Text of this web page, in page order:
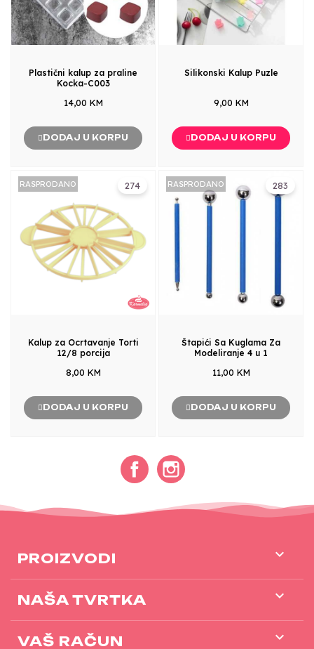
Plastični kalup za praline
Kocka-C003
14,00 KM
DODAJ U KORPU
Silikonski Kalup Puzle
9,00 KM
DODAJ U KORPU
274
RASPRODANO
Kalup za Ocrtavanje Torti
12/8 porcija
8,00 KM
DODAJ U KORPU
283
RASPRODANO
Štapići Sa Kuglama Za
Modeliranje 4 u 1
11,00 KM
DODAJ U KORPU
Facebook
PROIZVODI 
NAŠA TVRTKA 
VAŠ RAČUN 